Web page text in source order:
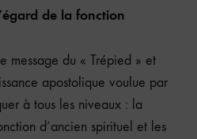
de la fonction
message du « Trépied » et
apostolique voulue par
à tous les niveaux : la
d’ancien spirituel et les